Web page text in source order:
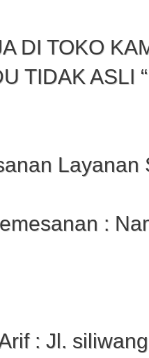
DI TOKO
TIDAK ASLI “
Layanan
:
: Jl.